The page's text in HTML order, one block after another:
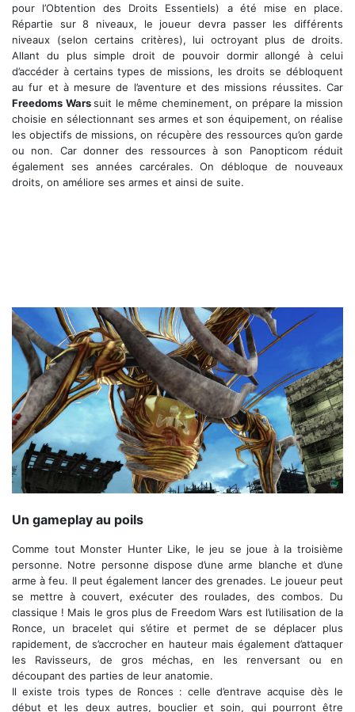
pour l’Obtention des Droits Essentiels) a été mise en place.
Répartie sur 8 niveaux, le joueur devra passer les différents
niveaux (selon certains critères), lui octroyant plus de droits.
Allant du plus simple droit de pouvoir dormir allongé à celui
d’accéder à certains types de missions, les droits se débloquent
au fur et à mesure de l’aventure et des missions réussites. Car
Freedoms Warssuit le même cheminement, on prépare la mission
choisie en sélectionnant ses armes et son équipement, on réalise
les objectifs de missions, on récupère des ressources qu’on garde
ou non. Car donner des ressources à son Panopticom réduit
également ses années carcérales. On débloque de nouveaux
droits, on améliore ses armes et ainsi de suite.
Un gameplay au poils
Comme tout Monster Hunter Like, le jeu se joue à la troisième
personne. Notre personne dispose d’une arme blanche et d’une
arme à feu. Il peut également lancer des grenades. Le joueur peut
se mettre à couvert, exécuter des roulades, des combos. Du
classique ! Mais le gros plus de Freedom Wars est l’utilisation de la
Ronce, un bracelet qui s’étire et permet de se déplacer plus
rapidement, de s’accrocher en hauteur mais également d’attaquer
les Ravisseurs, de gros méchas, en les renversant ou en
découpant des parties de leur anatomie.
Il existe trois types de Ronces : celle d’entrave acquise dès le
début et les deux autres, bouclier et soin, qui pourront être